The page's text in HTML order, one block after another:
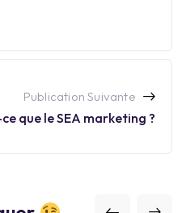
Publication Suivante
ce que le SEA marketing ?